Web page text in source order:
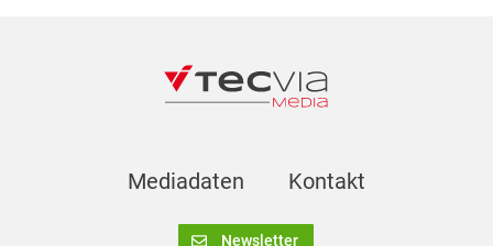
Mediadaten Kontakt
Newsletter